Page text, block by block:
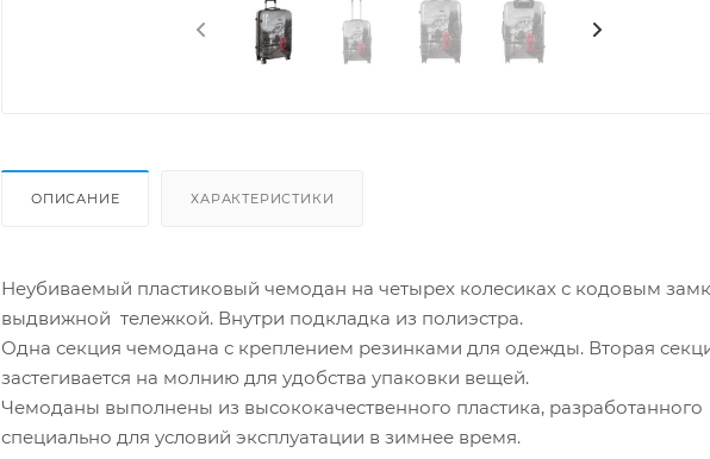
ОПИСАНИЕ ХАРАКТЕРИСТИКИ
Неубиваемый пластиковый чемодан на четырех колесиках с кодовым
выдвижной тележкой. Внутри подкладка из полиэстра.
Одна секция чемодана с креплением резинками для одежды. Вторая
застегивается на молнию для удобства упаковки вещей.
Чемоданы выполнены из высококачественного пластика, разработанного
специально для условий эксплуатации в зимнее время.